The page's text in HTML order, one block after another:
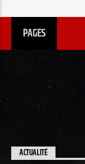
PAGES
ACTUALITÉ